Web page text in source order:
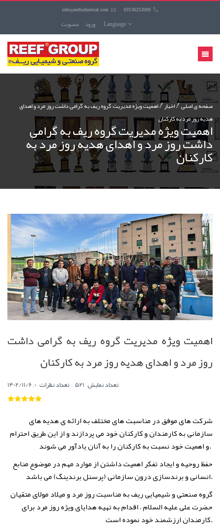
info@reefindustrial.com / 03136252000
عضويت ورود Language
منوی
کاربری
صفحه ی اصلی اخبار اهمیت ویژه مدیریت گروه ریف به گرامی داشت روز مرد و اهدای
هدیه روز مرد به کارکنان
اهمیت ویژه مدیریت گروه ریف به گرامی
داشت روز مرد و اهدای هدیه روز مرد به
کارکنان
اهمیت ویژه مدیریت گروه ریف به گرامی داشت
روز مرد و اهدای هدیه روز مرد به کارکنان
1402/11/6, تعداد نمایش ,تعداد نظرات
شرکت های موفق در مناسبت های مختلف به ارائه ی هدیه های
سازمانی به کارمندان و کارکنان خود می پردازند و از این طریق احترام
و اهمیت خود نسبت به کارکنان را به آنان یادآور می شوند.
حفظ روحیه و ایجاد تفکر اهمیت داشتن از موارد مهم در موضوع منابع
انسانی و برندسازی درون سازمانی (پرسنل برندینگ) می باشد.
گروه صنعتی و شیمیایی ریف به مناسبت روز مرد و میلاد مولای متقیان
حضرت علی علیه السلام ، اقدام به تهیه هدایای ویژه روز مرد برای
کارمندان ارزشمند خود نموده است.